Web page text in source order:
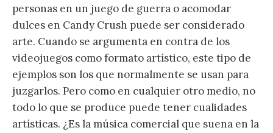
personas en un juego de guerra o acomodar
dulces en Candy Crush puede ser considerado
arte. Cuando se argumenta en contra de los
videojuegos como formato artístico, este tipo de
ejemplos son los que normalmente se usan para
juzgarlos. Pero como en cualquier otro medio, no
todo lo que se produce puede tener cualidades
artísticas. ¿Es la música comercial que suena en la